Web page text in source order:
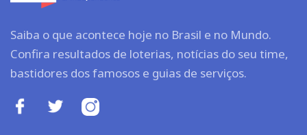
Saiba o que acontece hoje no Brasil e no Mundo.
Confira resultados de loterias, notícias do seu time,
bastidores dos famosos e guias de serviços.